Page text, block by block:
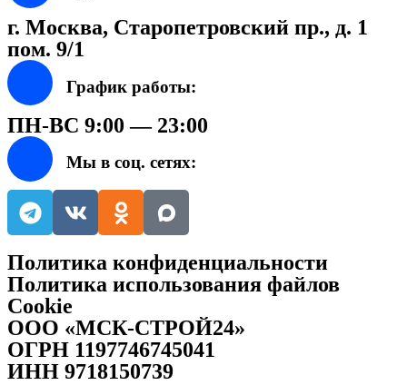
г. Москва, Старопетровский пр., д. 1
пом. 9/1
График работы:
ПН-ВС 9:00 — 23:00
Мы в соц. сетях:
Политика конфиденциальности
Политика использования файлов
Cookie
ООО «МСК-СТРОЙ24»
ОГРН 1197746745041
ИНН 9718150739